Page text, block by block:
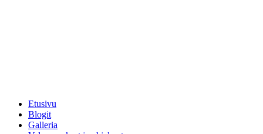
Etusivu
Blogit
Galleria